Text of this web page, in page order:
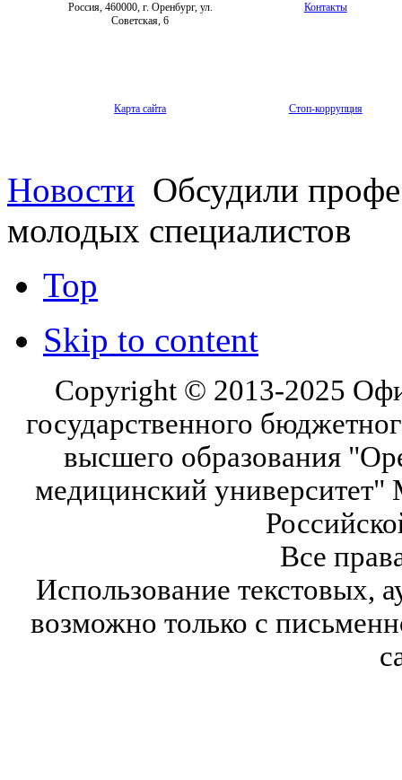
Россия, 460000, г. Оренбург, ул.
Советская, 6
Контакты
Карта сайта Стоп-коррупция
Новости Обсудили
молодых специалистов
Top
Skip to content
Copyright © 2013-2025
государственного
высшего образования
медицинский университет"
Все
Использование текстовых,
возможно только с